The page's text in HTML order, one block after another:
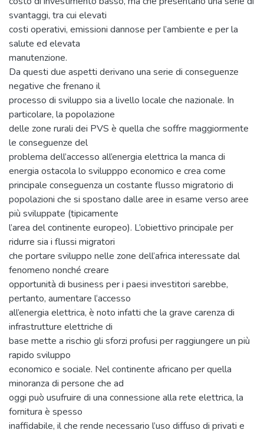
svantaggi, tra cui elevati
costi operativi, emissioni dannose per l’ambiente e per la
salute ed elevata
manutenzione.
Da questi due aspetti derivano una serie di conseguenze
negative che frenano il
processo di sviluppo sia a livello locale che nazionale. In
particolare, la popolazione
delle zone rurali dei PVS è quella che soffre maggiormente
le conseguenze del
problema dell’accesso all’energia elettrica la manca di
energia ostacola lo svilupppo economico e crea come
principale conseguenza un costante flusso migratorio di
popolazioni che si spostano dalle aree in esame verso aree
più sviluppate (tipicamente
l’area del continente europeo). L’obiettivo principale per
ridurre sia i flussi migratori
che portare sviluppo nelle zone dell’africa interessate dal
fenomeno nonché creare
opportunità di business per i paesi investitori sarebbe,
pertanto, aumentare l‘accesso
all’energia elettrica, è noto infatti che la grave carenza di
infrastrutture elettriche di
base mette a rischio gli sforzi profusi per raggiungere un più
rapido sviluppo
economico e sociale. Nel continente africano per quella
minoranza di persone che ad
oggi può usufruire di una connessione alla rete elettrica, la
fornitura è spesso
inaffidabile, il che rende necessario l’uso diffuso di privati e